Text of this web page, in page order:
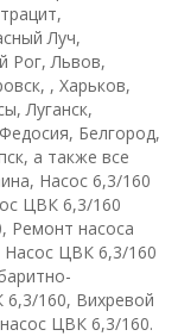
Луч,
Рог, Львов,
, Харьков,
Луганск,
Белгород,
а также все
Насос 6,3/160
ЦВК 6,3/160
Ремонт насоса
ЦВК 6,3/160
160, Вихревой
ЦВК 6,3/160.